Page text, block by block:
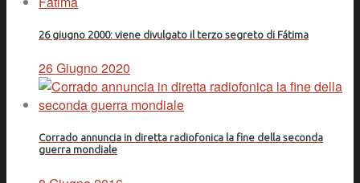
26 giugno 2000: viene divulgato il terzo segreto di Fátima
26 Giugno 2020
Corrado annuncia in diretta radiofonica la fine della seconda
guerra mondiale